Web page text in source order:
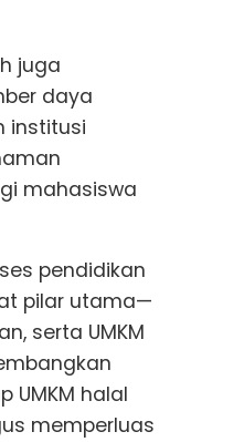
juga
daya
institusi
mahasiswa
pendidikan
pilar utama—
serta UMKM
UMKM halal
memperluas